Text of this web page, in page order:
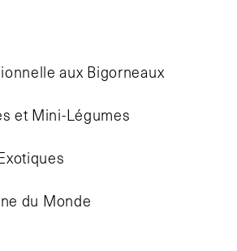
aux Bigorneaux
et Mini-Légumes
du Monde